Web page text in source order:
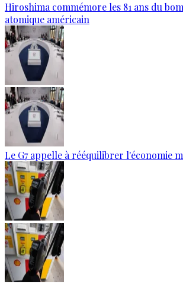
Hiroshima commémore les 81 ans du
atomique américain
Le G7 appelle à rééquilibrer l'économie